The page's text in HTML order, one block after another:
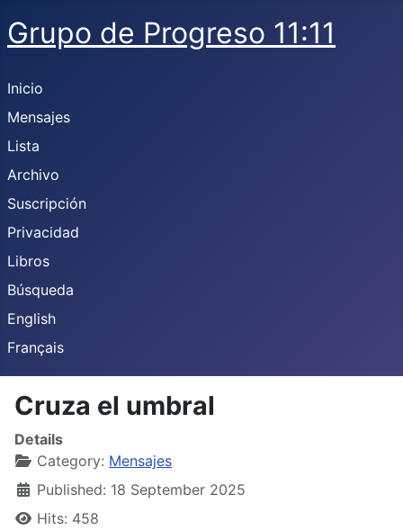
Grupo de Progreso 11:11
Inicio
Mensajes
Lista
Archivo
Suscripción
Privacidad
Libros
Búsqueda
English
Français
Cruza el umbral
Details
Category: Mensajes
Published: 18 September 2025
Hits: 458